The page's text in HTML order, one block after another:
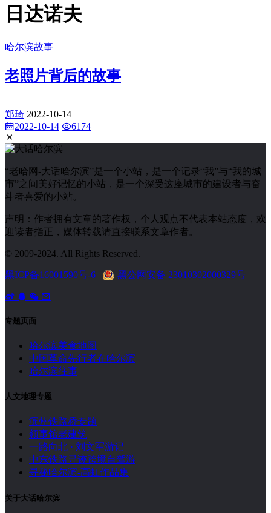
日达诺夫
哈尔滨故事
老照片背后的故事
郑琦 2022-10-14
2022-10-14
6174
“老哈网-大话哈尔滨”是一个小站，是一个记录“我”与“我的城
市”之间美好记忆的小站，是一个深受这座城市的建设者与奋
斗者喜爱的小站。
声明：作者拥有文章的著作权，个人观点不代表本站态度，欢
迎读者指正，媒体转载请直接联系文章作者。
© 2009-2024. All Rights Reserved.
黑ICP备16001590号-6 | 黑公网安备 23010302000329号
专题页面
哈尔滨美食地图
中国革命先行者在哈尔滨
哈尔滨往事
人文地理专题
滨州铁路桥专题
领事馆老建筑
一路向北 · 刘文军游记
中东铁路寻迹跨境自驾游
寻秘哈尔滨-高虹作品集
关于大话哈尔滨